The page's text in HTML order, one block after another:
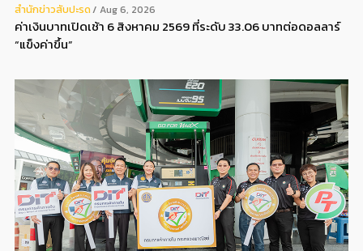
สํานักข่าวสับปะรด Aug 6, 2026
ค่าเงินบาทเปิดเช้า 6 สิงหาคม 2569 ที่ระดับ 33.06 บาทต่อดอลลาร์
“แข็งค่าขึ้น”